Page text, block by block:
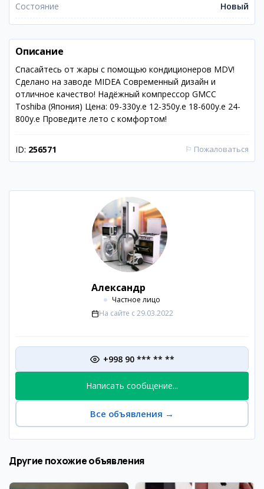
Состояние Новый
Описание
Спасайтесь от жары с помощью кондиционеров MDV!
Сделано на заводе MIDEA Современный дизайн и
отличное качество! Надёжный компрессор GMCC
Toshiba (Япония) Цена: 09-330у.е 12-350у.е 18-600у.е 24-
800у.е Проведите лето с комфортом!
ID: 256571 ⚐ Пожаловаться
Александр
Частное лицо
На сайте с 29.03.2022
+998 90 *** ** **
Написать сообщение...
Все объявления →
Другие похожие объявления